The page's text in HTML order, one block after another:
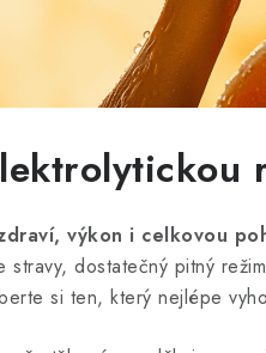
výkon i celkovou
dostatečný pitný
si ten, který nejlépe